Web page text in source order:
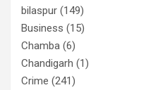
bilaspur (149)
Business (15)
Chamba (6)
Chandigarh (1)
Crime (241)